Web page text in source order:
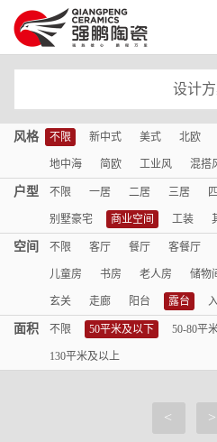
设计
风格 不限 新中式 美式 北欧
地中海 简欧 工业风 混搭
户型 不限 一居 二居 三居
别墅豪宅 商业空间 工装
空间 不限 客厅 餐厅 客餐厅
儿童房 书房 老人房 储物
玄关 走廊 阳台 露台
面积 不限 50平米及以下 50-80平
130平米及以上
< >